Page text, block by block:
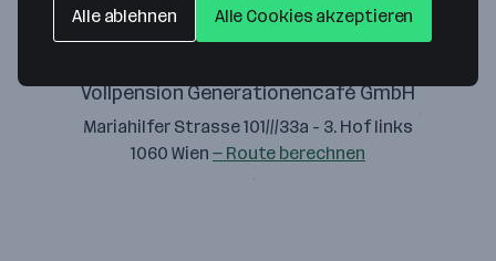
Vollpension Generationencafé GmbH
Mariahilfer Strasse 101///33a - 3. Hof links
1060 Wien — Route berechnen
Alle ablehnen Alle Cookies akzeptieren